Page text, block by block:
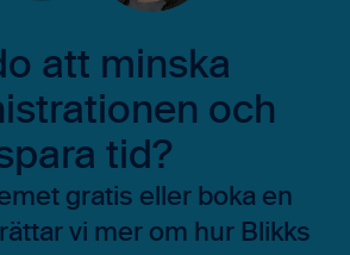
att minska
och
tid?
gratis eller boka en
vi mer om hur Blikks